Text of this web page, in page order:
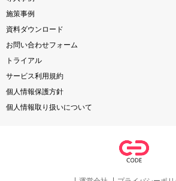
施策事例
資料ダウンロード
お問い合わせフォーム
トライアル
サービス利用規約
個人情報保護方針
個人情報取り扱いについて